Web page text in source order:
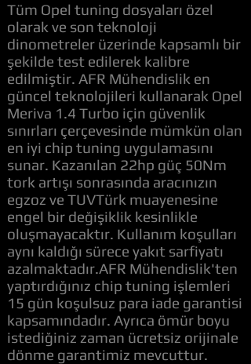
Tüm Opel tuning dosyaları özel
olarak ve son teknoloji
dinometreler üzerinde kapsamlı bir
şekilde test edilerek kalibre
edilmiştir. AFR Mühendislik en
güncel teknolojileri kullanarak Opel
Meriva 1.4 Turbo için güvenlik
sınırları çerçevesinde mümkün olan
en iyi chip tuning uygulamasını
sunar. Kazanılan 22hp güç 50Nm
tork artışı sonrasında aracınızın
egzoz ve TUVTürk muayenesine
engel bir değişiklik kesinlikle
oluşmayacaktır. Kullanım koşulları
aynı kaldığı sürece yakıt sarfiyatı
azalmaktadır.AFR Mühendislik'ten
yaptırdığınız chip tuning işlemleri
15 gün koşulsuz para iade garantisi
kapsamındadır. Ayrıca ömür boyu
istediğiniz zaman ücretsiz orijinale
dönme garantimiz mevcuttur.